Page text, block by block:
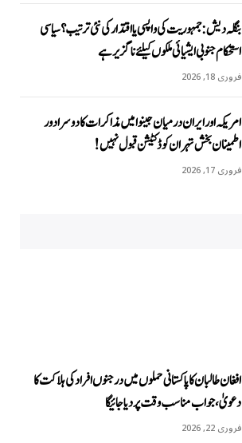
بنگلہ دیش: جمہوریت کی واپسی یا اقتدار کی نئی ترتیب؟ سیاسی
استحکام جنوبی ایشیائی ملکوں کیلئے ناگزیر ہے
فروری 18, 2026
امریکہ اور ایران درمیان جینوا میں مذاکرات کا دوسرا دور
اطمینان بخش تہران کو ڈکٹیشن قبول نہیں!
فروری 17, 2026
افغان طالبان کا پاکستانی حملوں میں درجنوں افراد کی ہلاکت کا
دعویٰ، جواب مناسب وقت پر دیا جائیگا
فروری 22, 2026